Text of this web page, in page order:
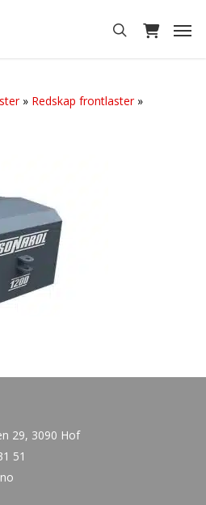
search
» Redskap frontlaster»
29, 3090 Hof
51